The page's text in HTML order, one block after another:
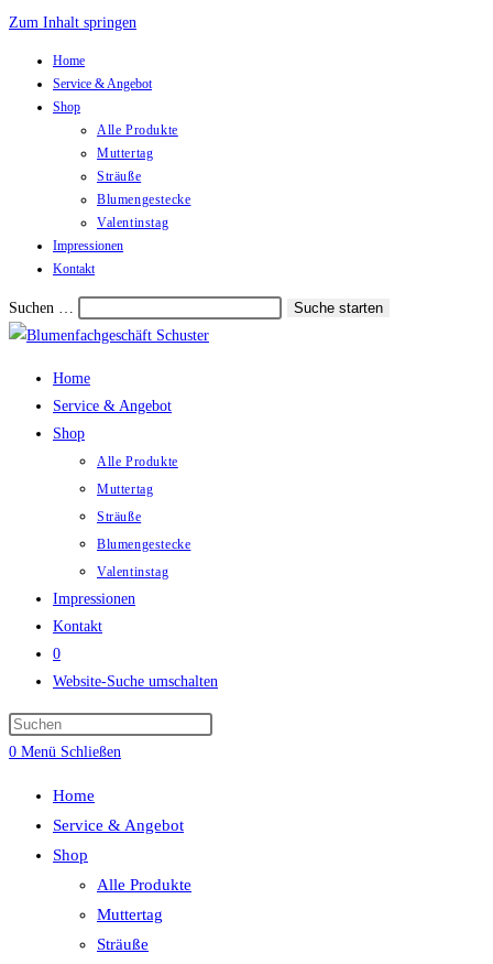
Zum Inhalt springen
Home
Service & Angebot
Shop
Alle Produkte
Muttertag
Sträuße
Blumengestecke
Valentinstag
Impressionen
Kontakt
Suchen … Suche starten
Home
Service & Angebot
Shop
Alle Produkte
Muttertag
Sträuße
Blumengestecke
Valentinstag
Impressionen
Kontakt
0
Website-Suche umschalten
0 Menü Schließen
Home
Service & Angebot
Shop
Alle Produkte
Muttertag
Sträuße